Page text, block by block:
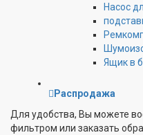
Насос
Ящик в
Распродажа
Для удобства, Вы можете
фильтром или заказать